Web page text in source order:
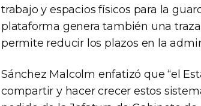
trabajo y espacios físicos para la
plataforma genera también una
permite reducir los plazos en la
Sánchez Malcolm enfatizó que “el
compartir y hacer crecer estos